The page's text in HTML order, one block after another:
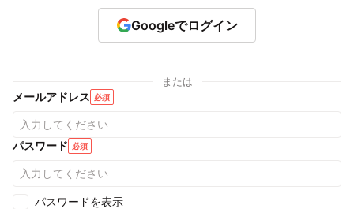
Googleでログイン
または
メールアドレス 必須
パスワード 必須
パスワードを表示